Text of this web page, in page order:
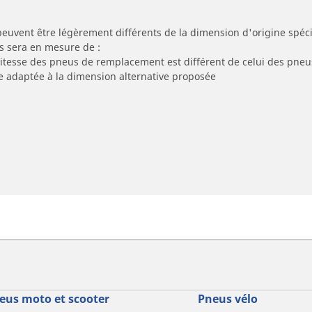
être légèrement différents de la dimension d'origine
sera en mesure de :
des pneus de remplacement est différent de celui des
à la dimension alternative proposée
moto et scooter Pneus vélo